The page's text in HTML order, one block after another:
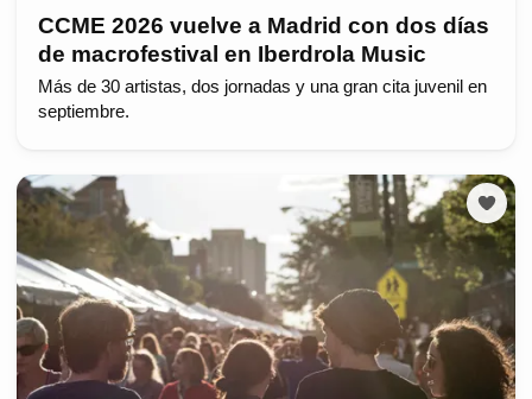
CCME 2026 vuelve a Madrid con dos días
de macrofestival en Iberdrola Music
Más de 30 artistas, dos jornadas y una gran cita juvenil en
septiembre.